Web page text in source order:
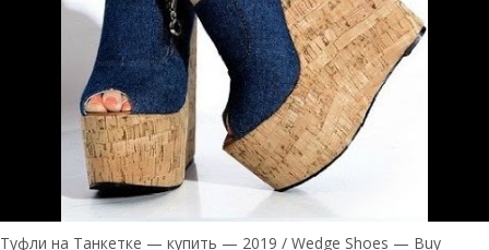
Туфли на Танкетке — купить — 2019 / Wedge Shoes — Buy